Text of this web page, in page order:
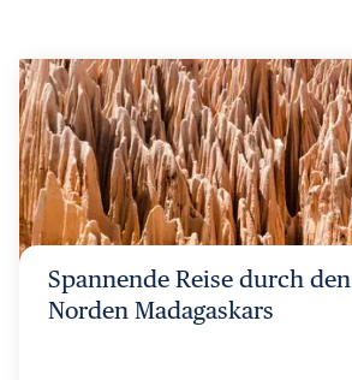
Spannende Reise durch den
Norden Madagaskars